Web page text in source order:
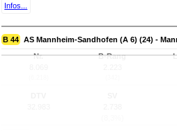
Infos...
B 44 AS Mannheim-Sandhofen (A 6) (24) -
Nr.
B-Rang